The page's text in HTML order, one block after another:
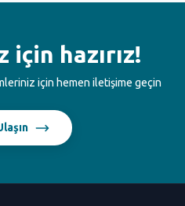
hazırız!
için hemen iletişime geçin